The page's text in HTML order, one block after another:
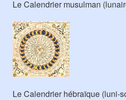
Le Calendrier musulman
Le Calendrier hébraïque (luni-